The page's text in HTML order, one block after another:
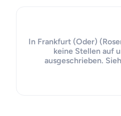
In Frankfurt (Oder)
keine Stellen auf
ausgeschrieben.